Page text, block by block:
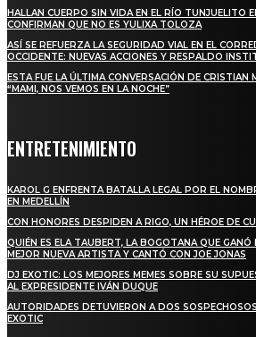
HALLAN CUERPO SIN VIDA EN EL RÍO TUNJUELITO
CONFIRMAN QUE NO ES YULIXA TOLOZA
ASÍ SE REFUERZA LA SEGURIDAD VIAL EN EL
OCCIDENTE: NUEVAS ACCIONES Y RESPALDO
ESTA FUE LA ÚLTIMA CONVERSACIÓN DE CRISTIAN
“MAMI, NOS VEMOS EN LA NOCHE”
ENTRETENIMIENTO
KAROL G ENFRENTA BATALLA LEGAL POR EL
EN MEDELLÍN
CON HONORES DESPIDEN A RIGO, UN HÉROE DE
QUIÉN ES ELA TAUBERT, LA BOGOTANA QUE GANÓ
MEJOR NUEVA ARTISTA Y CANTÓ CON JOE JONAS
DJ EXOTIC: LOS MEJORES MEMES SOBRE SU
AL EXPRESIDENTE IVÁN DUQUE
AUTORIDADES DETUVIERON A DOS
EXOTIC